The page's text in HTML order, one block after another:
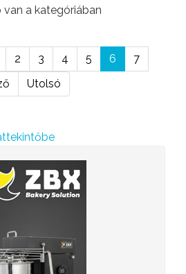
van a kategóriában
2 3 4 5 6
7
Utolsó